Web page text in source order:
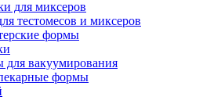
для миксеров
тестомесов и миксеров
формы
для вакуумирования
формы